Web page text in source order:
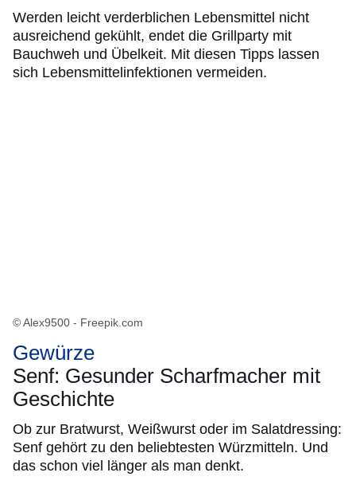
Werden leicht verderblichen Lebensmittel nicht
ausreichend gekühlt, endet die Grillparty mit
Bauchweh und Übelkeit. Mit diesen Tipps lassen
sich Lebensmittelinfektionen vermeiden.
© Alex9500 - Freepik.com
Gewürze
Senf: Gesunder Scharfmacher mit
Geschichte
Ob zur Bratwurst, Weißwurst oder im Salatdressing:
Senf gehört zu den beliebtesten Würzmitteln. Und
das schon viel länger als man denkt.